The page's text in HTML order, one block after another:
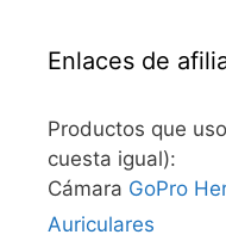
Enlaces de
Productos que
cuesta igual):
Cámara GoPro
Auriculares